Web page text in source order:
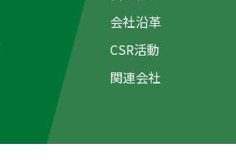
会社沿革
CSR活動
関連会社